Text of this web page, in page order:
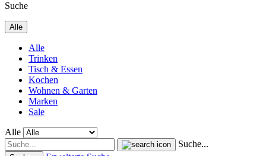
Suche
Alle
Alle
Trinken
Tisch & Essen
Kochen
Wohnen & Garten
Marken
Sale
Alle
Suche...